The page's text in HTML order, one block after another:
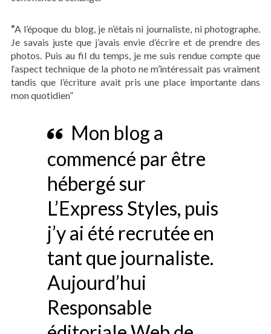
“A l’époque du blog, je n’étais ni journaliste, ni photographe.
Je savais juste que j’avais envie d’écrire et de prendre des
photos. Puis au fil du temps, je me suis rendue compte que
l‘aspect technique de la photo ne m’intéressait pas vraiment
tandis que l’écriture avait pris une place importante dans
mon quotidien”
Mon blog a
commencé par être
hébergé sur
L’Express Styles, puis
j’y ai été recrutée en
tant que journaliste.
Aujourd’hui
Responsable